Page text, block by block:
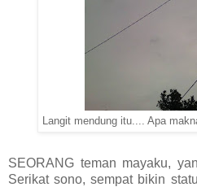
Langit mendung itu.... Apa
SEORANG teman mayaku,
Serikat sono, sempat bikin